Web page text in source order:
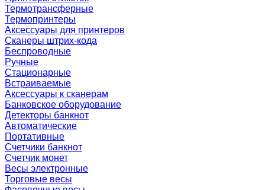
Термотрансферные
Термопринтеры
Аксессуары для принтеров
Сканеры штрих-кода
Беспроводные
Ручные
Стационарные
Встраиваемые
Аксессуары к сканерам
Банковское оборудование
Детекторы банкнот
Автоматические
Портативные
Счетчики банкнот
Счетчик монет
Весы электронные
Торговые весы